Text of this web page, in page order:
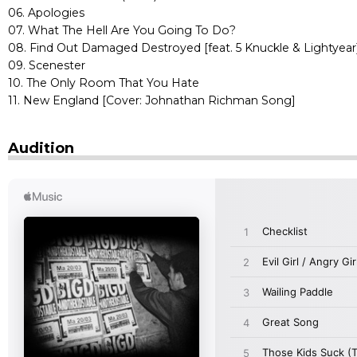
06. Apologies
07. What The Hell Are You Going To Do?
08. Find Out Damaged Destroyed [feat. 5 Knuckle &
09. Scenester
10. The Only Room That You Hate
11. New England [Cover: Johnathan Richman Song]
Audition